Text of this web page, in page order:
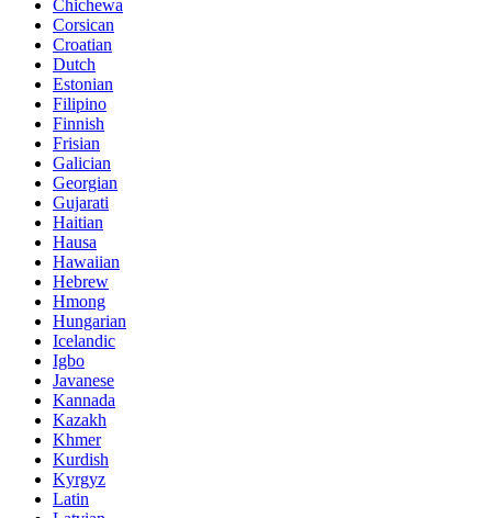
Chichewa
Corsican
Croatian
Dutch
Estonian
Filipino
Finnish
Frisian
Galician
Georgian
Gujarati
Haitian
Hausa
Hawaiian
Hebrew
Hmong
Hungarian
Icelandic
Igbo
Javanese
Kannada
Kazakh
Khmer
Kurdish
Kyrgyz
Latin